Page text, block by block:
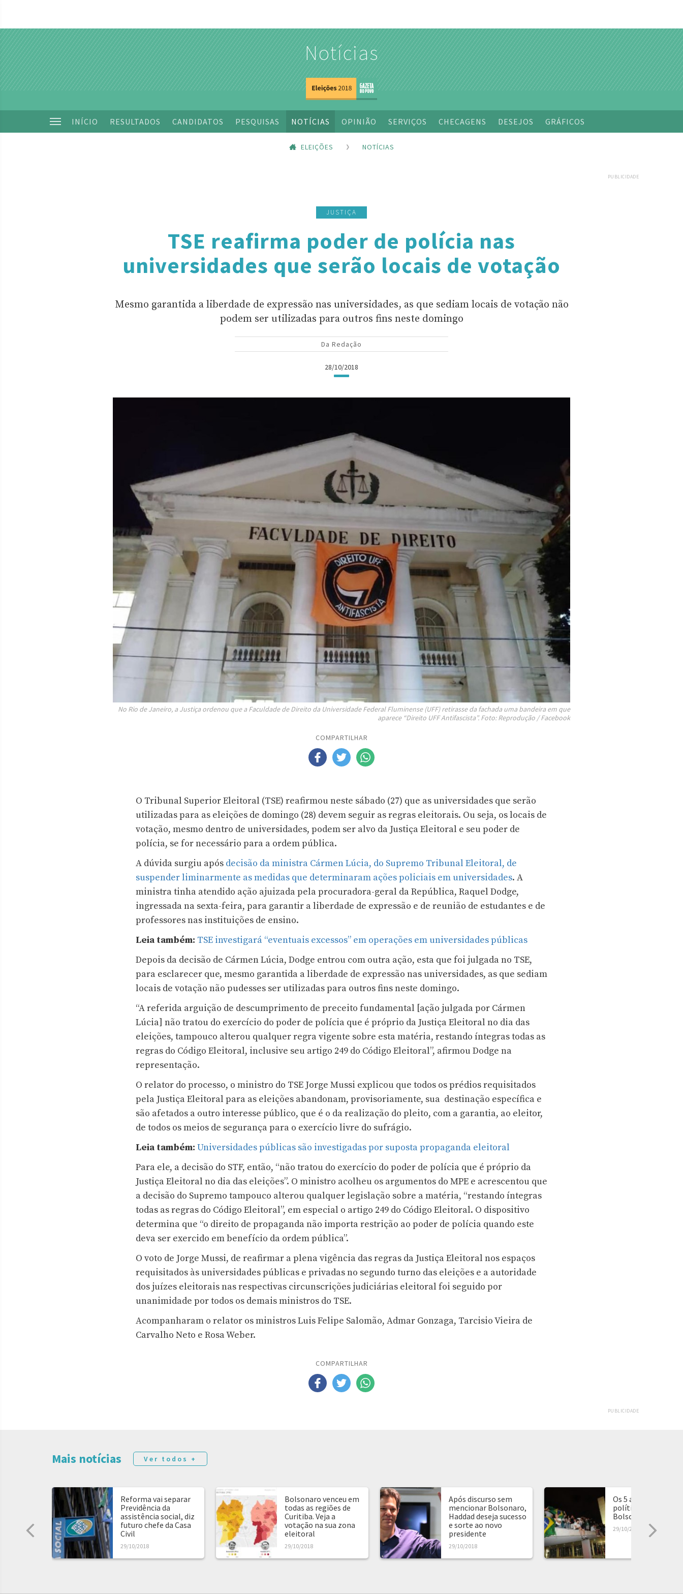
Notícias
INÍCIO RESULTADOS CANDIDATOS PESQUISAS NOTÍCIAS OPINIÃO SERVIÇOS CHECAGENS DESEJOS GRÁFICOS
ELEIÇÕES NOTÍCIAS
PUBLICIDADE
JUSTIÇA
TSE reafirma poder de polícia nas
universidades que serão locais de votação
Mesmo garantida a liberdade de expressão nas universidades, as que sediam locais de votação não
podem ser utilizadas para outros fins neste domingo
Da Redação
28/10/2018
No Rio de Janeiro, a Justiça ordenou que a Faculdade de Direito da Universidade Federal Fluminense (UFF) retirasse da fachada uma bandeira em que
aparece “Direito UFF Antifascista”. Foto: Reprodução / Facebook
COMPARTILHAR
O Tribunal Superior Eleitoral (TSE) reafirmou neste sábado (27) que as universidades que serão
utilizadas para as eleições de domingo (28) devem seguir as regras eleitorais. Ou seja, os locais de
votação, mesmo dentro de universidades, podem ser alvo da Justiça Eleitoral e seu poder de
polícia, se for necessário para a ordem pública.
A dúvida surgiu após decisão da ministra Cármen Lúcia, do Supremo Tribunal Eleitoral, de
suspender liminarmente as medidas que determinaram ações policiais em universidades. A
ministra tinha atendido ação ajuizada pela procuradora-geral da República, Raquel Dodge,
ingressada na sexta-feira, para garantir a liberdade de expressão e de reunião de estudantes e de
professores nas instituições de ensino.
Leia também: TSE investigará “eventuais excessos” em operações em universidades públicas
Depois da decisão de Cármen Lúcia, Dodge entrou com outra ação, esta que foi julgada no TSE,
para esclarecer que, mesmo garantida a liberdade de expressão nas universidades, as que sediam
locais de votação não pudesses ser utilizadas para outros fins neste domingo.
“A referida arguição de descumprimento de preceito fundamental [ação julgada por Cármen
Lúcia] não tratou do exercício do poder de polícia que é próprio da Justiça Eleitoral no dia das
eleições, tampouco alterou qualquer regra vigente sobre esta matéria, restando íntegras todas as
regras do Código Eleitoral, inclusive seu artigo 249 do Código Eleitoral”, afirmou Dodge na
representação.
O relator do processo, o ministro do TSE Jorge Mussi explicou que todos os prédios requisitados
pela Justiça Eleitoral para as eleições abandonam, provisoriamente, sua destinação específica e
são afetados a outro interesse público, que é o da realização do pleito, com a garantia, ao eleitor,
de todos os meios de segurança para o exercício livre do sufrágio.
Leia também: Universidades públicas são investigadas por suposta propaganda eleitoral
Para ele, a decisão do STF, então, “não tratou do exercício do poder de polícia que é próprio da
Justiça Eleitoral no dia das eleições”. O ministro acolheu os argumentos do MPE e acrescentou que
a decisão do Supremo tampouco alterou qualquer legislação sobre a matéria, “restando íntegras
todas as regras do Código Eleitoral”, em especial o artigo 249 do Código Eleitoral. O dispositivo
determina que “o direito de propaganda não importa restrição ao poder de polícia quando este
deva ser exercido em benefício da ordem pública”.
O voto de Jorge Mussi, de reafirmar a plena vigência das regras da Justiça Eleitoral nos espaços
requisitados às universidades públicas e privadas no segundo turno das eleições e a autoridade
dos juízes eleitorais nas respectivas circunscrições judiciárias eleitoral foi seguido por
unanimidade por todos os demais ministros do TSE.
Acompanharam o relator os ministros Luis Felipe Salomão, Admar Gonzaga, Tarcisio Vieira de
Carvalho Neto e Rosa Weber.
COMPARTILHAR
PUBLICIDADE
Mais notícias Ver todos +
Reforma vai separar
Previdência da
assistência social, diz
futuro chefe da Casa
Civil
29/10/2018
Bolsonaro venceu em
todas as regiões de
Curitiba. Veja a
votação na sua zona
eleitoral
29/10/2018
Após discurso sem
mencionar Bolsonaro,
Haddad deseja sucesso
e sorte ao novo
presidente
29/10/2018
Os 5 anos de
política que levaram
Bolsonaro ao poder
29/10/2018